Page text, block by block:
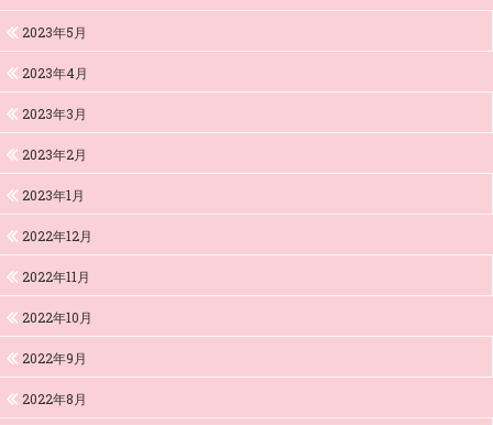
2023年5月
2023年4月
2023年3月
2023年2月
2023年1月
2022年12月
2022年11月
2022年10月
2022年9月
2022年8月